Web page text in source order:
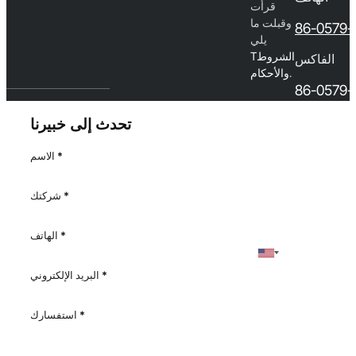
قرأت
وقبلت ما
يلي
Tالشروط
والأحكام.
86-
الفاكس
86-0579-
تحدث إلى خبيرنا
القسم
الاسم *
شركتك *
الهاتف *
البريد الإلكتروني *
استفسارك *